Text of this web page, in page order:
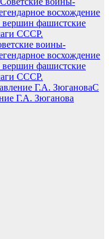
воины-
восхождение
вершин фашистские
СССР.
С
Г.А. Зюганова